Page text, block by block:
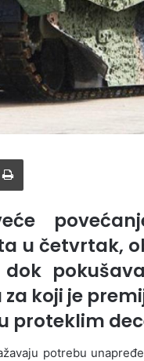
u četvrtak,
koji je
proteklim
potrebu